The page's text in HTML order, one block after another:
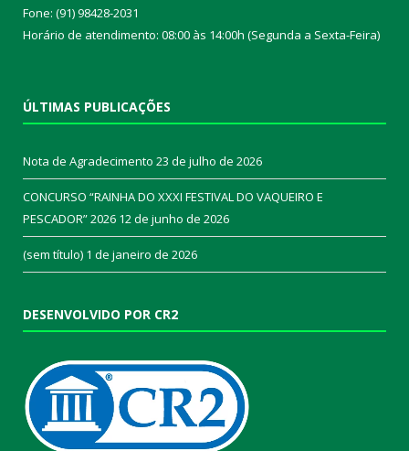
Fone: (91) 98428-2031
Horário de atendimento: 08:00 às 14:00h (Segunda a Sexta-Feira)
ÚLTIMAS PUBLICAÇÕES
Nota de Agradecimento 23 de julho de 2026
CONCURSO “RAINHA DO XXXI FESTIVAL DO VAQUEIRO E
PESCADOR” 2026 12 de junho de 2026
(sem título) 1 de janeiro de 2026
DESENVOLVIDO POR CR2